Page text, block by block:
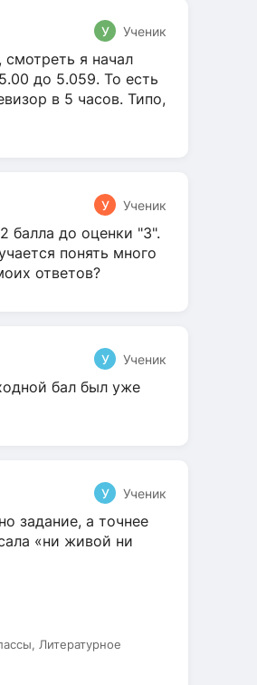
У Ученик
я начал
до 5.059. То есть
в 5 часов. Типо,
У Ученик
балла до оценки "3".
понять много
ответов?
У Ученик
бал был уже
У Ученик
задание, а точнее
«ни живой ни
Литературное